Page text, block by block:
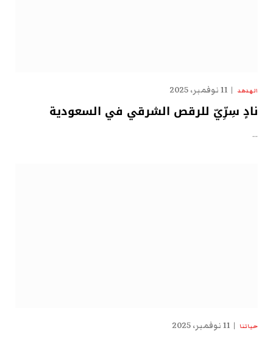
الهدهد 11 نوفمبر، 2025
نادٍ سِرِّيّ للرقص الشرقي في السعودية
…
حياتنا 11 نوفمبر، 2025